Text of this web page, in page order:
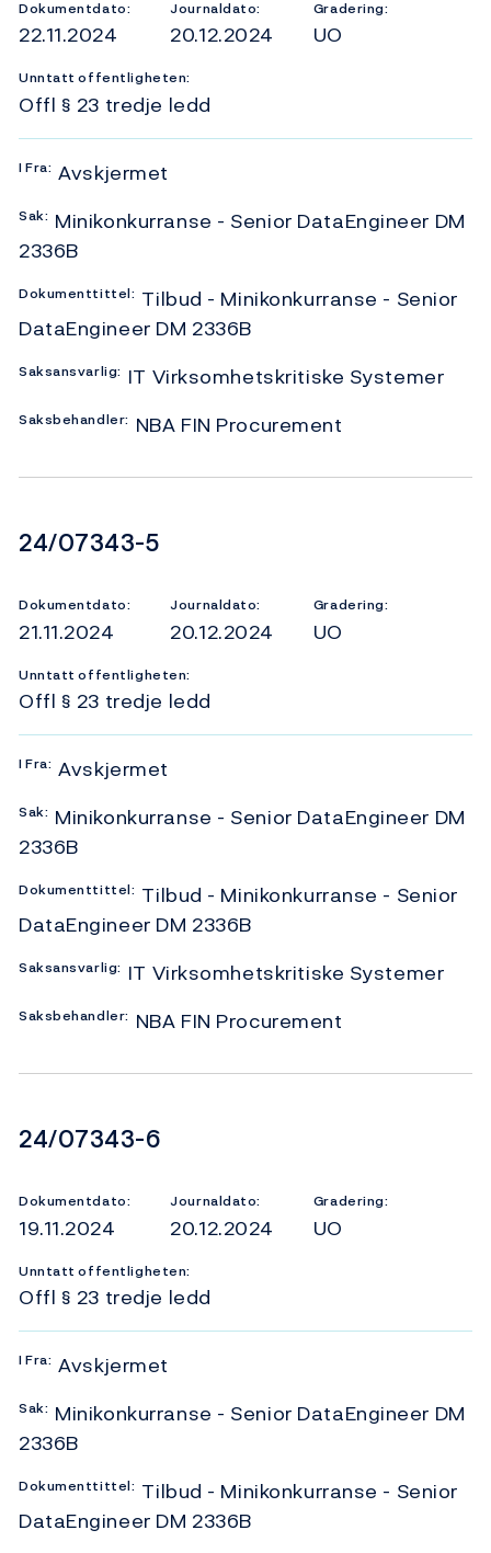
Dokumentdato:
22.11.2024
Journaldato:
20.12.2024
Gradering:
UO
Unntatt offentligheten:
Offl § 23 tredje ledd
I Fra: Avskjermet
Sak: Minikonkurranse - Senior DataEngineer DM
2336B
Dokumenttittel: Tilbud - Minikonkurranse - Senior
DataEngineer DM 2336B
Saksansvarlig: IT Virksomhetskritiske Systemer
Saksbehandler: NBA FIN Procurement
Dokumentnummer
24/07343-5
Dokumentdato:
21.11.2024
Journaldato:
20.12.2024
Gradering:
UO
Unntatt offentligheten:
Offl § 23 tredje ledd
I Fra: Avskjermet
Sak: Minikonkurranse - Senior DataEngineer DM
2336B
Dokumenttittel: Tilbud - Minikonkurranse - Senior
DataEngineer DM 2336B
Saksansvarlig: IT Virksomhetskritiske Systemer
Saksbehandler: NBA FIN Procurement
Dokumentnummer
24/07343-6
Dokumentdato:
19.11.2024
Journaldato:
20.12.2024
Gradering:
UO
Unntatt offentligheten:
Offl § 23 tredje ledd
I Fra: Avskjermet
Sak: Minikonkurranse - Senior DataEngineer DM
2336B
Dokumenttittel: Tilbud - Minikonkurranse - Senior
DataEngineer DM 2336B